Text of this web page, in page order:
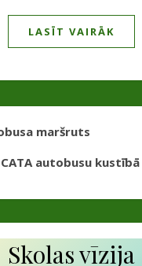
LASĪT VAIRĀK
maršruts
autobusu kustībā
Skolas vīzija